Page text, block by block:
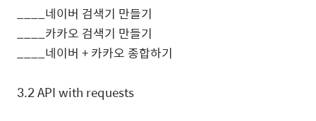
____네이버 검색기 만들기
____카카오 검색기 만들기
____네이버 +카카오 종합하기
3.2 API with requests